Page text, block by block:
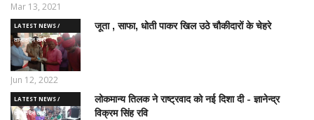
Mar 13, 2021
LATEST NEWS /
ताज़ातरीन खबरें
जूता , साफा, धोती पाकर खिल उठे चौकीदारों के चेहरे
Jun 12, 2022
LATEST NEWS /
ताज़ातरीन खबरें
लोकमान्य तिलक ने राष्ट्रवाद को नई दिशा दी - ज्ञानेन्द्र
विक्रम सिंह रवि